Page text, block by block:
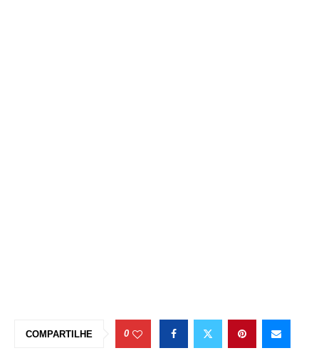
COMPARTILHE 0